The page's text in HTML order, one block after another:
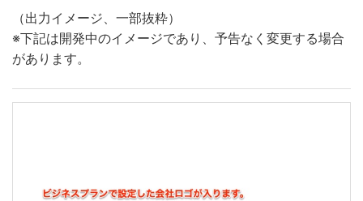
（出力イメージ、一部抜粋）
※下記は開発中のイメージであり、予告なく変更する場合
があります。